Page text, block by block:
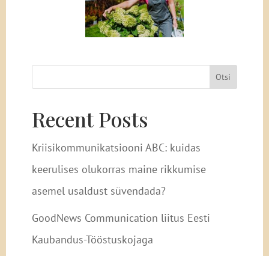
Otsi
Recent Posts
Kriisikommunikatsiooni ABC: kuidas
keerulises olukorras maine rikkumise
asemel usaldust süvendada?
GoodNews Communication liitus Eesti
Kaubandus-Tööstuskojaga